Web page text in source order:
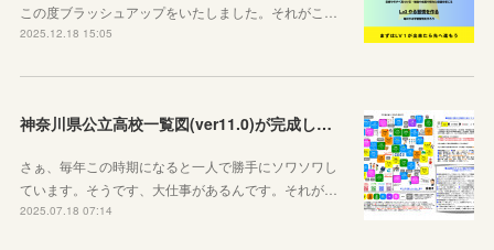
この度ブラッシュアップをいたしました。それがこ…
2025.12.18 15:05
神奈川県公立高校一覧図(ver11.0)が完成しました！
さぁ、毎年この時期になると一人で勝手にソワソワし
ています。そうです、大仕事があるんです。それが…
2025.07.18 07:14